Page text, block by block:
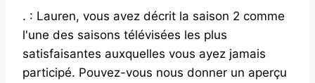
. : Lauren, vous avez décrit la saison 2 comme
l'une des saisons télévisées les plus
satisfaisantes auxquelles vous ayez jamais
participé. Pouvez-vous nous donner un aperçu